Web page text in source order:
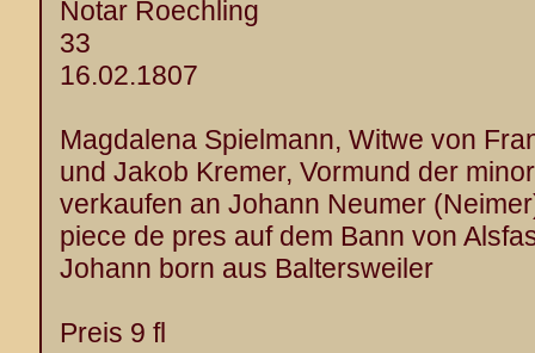
Notar Roechling
33
16.02.1807
Magdalena Spielmann, Witwe von
und Jakob Kremer, Vormund der
verkaufen an Johann Neumer
piece de pres auf dem Bann von
Johann born aus Baltersweiler
Preis 9 fl